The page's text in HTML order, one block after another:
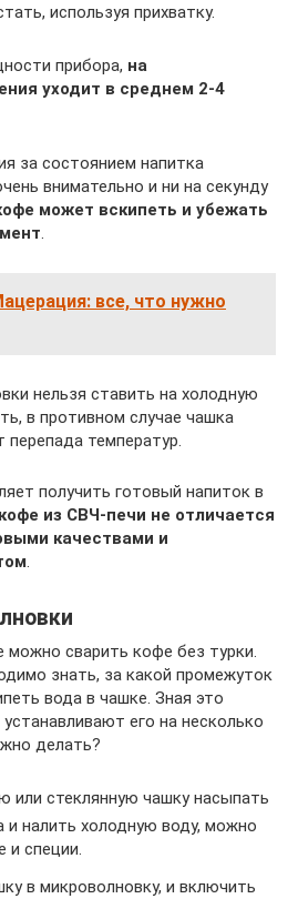
используя прихватку.
прибора, на
уходит в среднем 2-4
за состоянием напитка
внимательно и ни на секунду
может вскипеть и убежать
.
все, что нужно
нельзя ставить на холодную
в противном случае чашка
температур.
получить готовый напиток в
кофе из СВЧ-печи не отличается
качествами и
.
сварить кофе без турки.
знать, за какой промежуток
вода в чашке. Зная это
его на несколько
делать?
или стеклянную чашку насыпать
и налить холодную воду, можно
и специи.
в микроволновку, и включить